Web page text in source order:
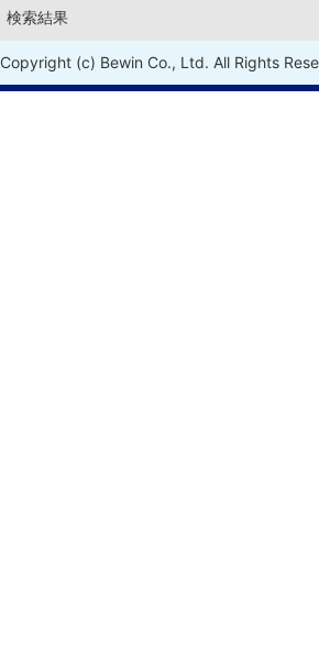
検索結果
Copyright (c) Bewin Co., Ltd. All Rights